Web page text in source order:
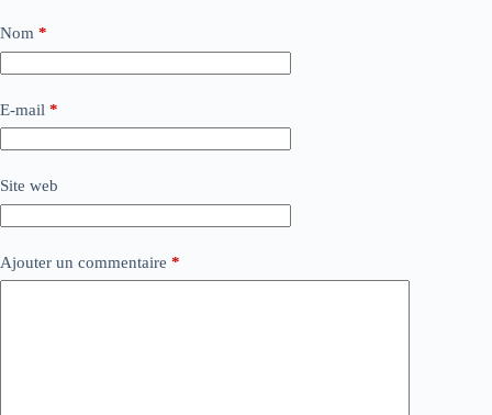
Nom *
E-mail *
Site web
Ajouter un commentaire *